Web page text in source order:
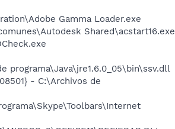
Gamma Loader.exe
Shared\acstart16.exe
programa\Java\jre1.6.0_05\bin\ssv.dll
- C:\Archivos de